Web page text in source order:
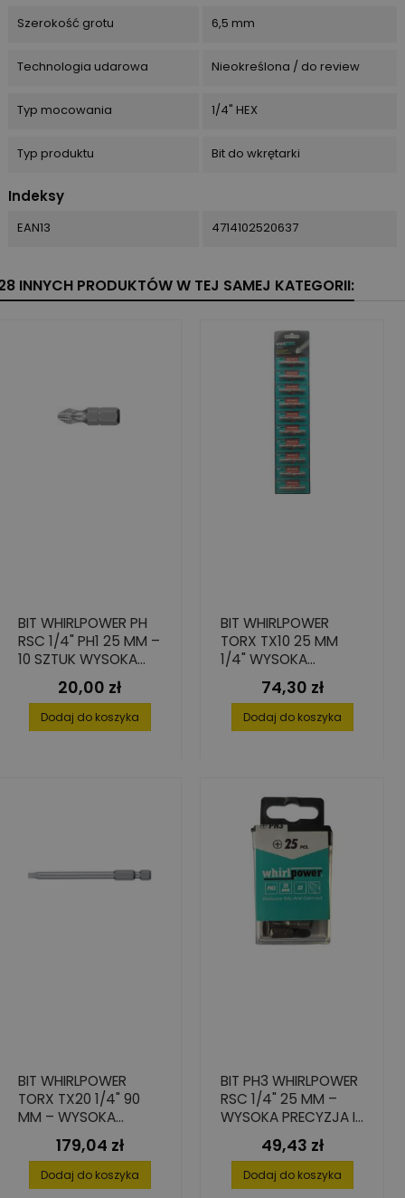
Szerokość grotu 6,5 mm
Technologia udarowa Nieokreślona / do review
Typ mocowania 1/4" HEX
Typ produktu Bit do wkrętarki
Indeksy
EAN13 4714102520637
INNYCH PRODUKTÓW W TEJ SAMEJ KATEGORII:
BIT WHIRLPOWER PH
RSC 1/4" PH1 25 MM –
10 SZTUK WYSOKA
PRECYZJA I
TRWAŁOŚĆ
Cena
20,00 zł
Dodaj do koszyka
BIT WHIRLPOWER
TORX TX10 25 MM
1/4" WYSOKA
TWARDOŚĆ S2 20
Cena
74,30 zł
Dodaj do koszyka
BIT WHIRLPOWER
TORX TX20 1/4" 90
MM – WYSOKA
PRECYZJA, 10 SZT.
Cena
179,04 zł
Dodaj do koszyka
BIT PH3 WHIRLPOWER
RSC 1/4" 25 MM –
WYSOKA PRECYZJA I
TRWAŁOŚĆ 25 SZT.
Cena
49,43 zł
Dodaj do koszyka